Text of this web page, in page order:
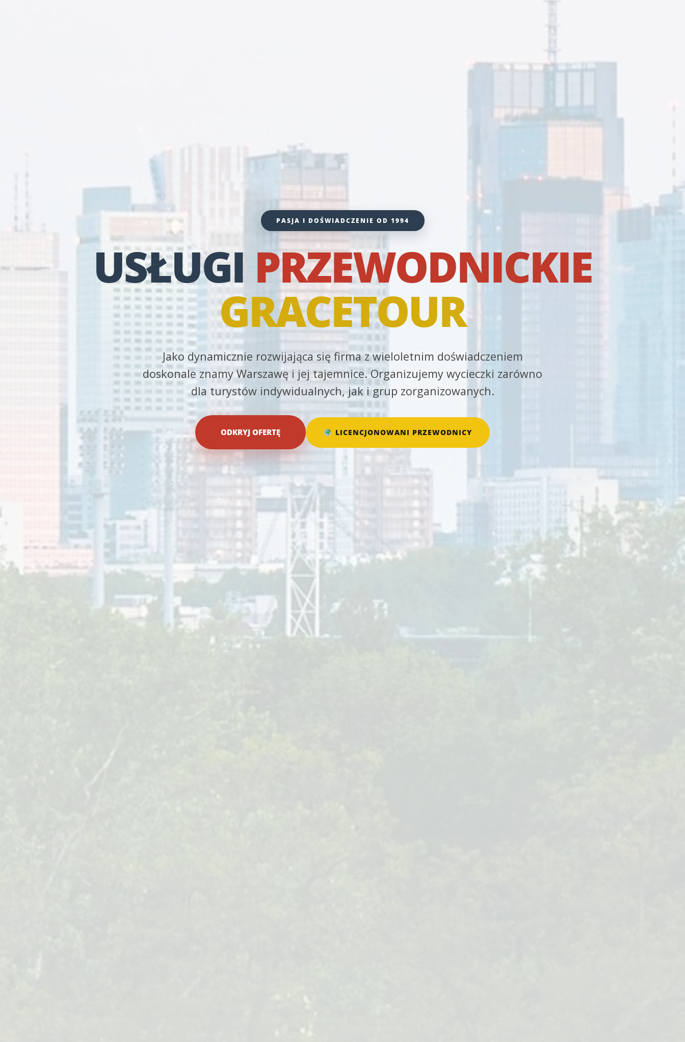
PASJA I DOŚWIADCZENIE OD 1994
USŁUGI PRZEWODNICKIE
GRACETOUR
Jako dynamicznie rozwijająca się firma z wieloletnim doświadczeniem
doskonale znamy Warszawę i jej tajemnice. Organizujemy wycieczki zarówno
dla turystów indywidualnych, jak i grup zorganizowanych.
ODKRYJ OFERTĘ LICENCJONOWANI PRZEWODNICY